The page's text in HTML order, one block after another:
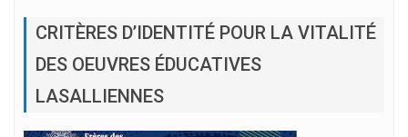
CRITÈRES D’IDENTITÉ POUR LA VITALITÉ
DES OEUVRES ÉDUCATIVES
LASALLIENNES